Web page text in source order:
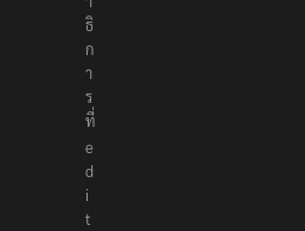
ธิ
ก
า
ร
ที่
e
d
i
t